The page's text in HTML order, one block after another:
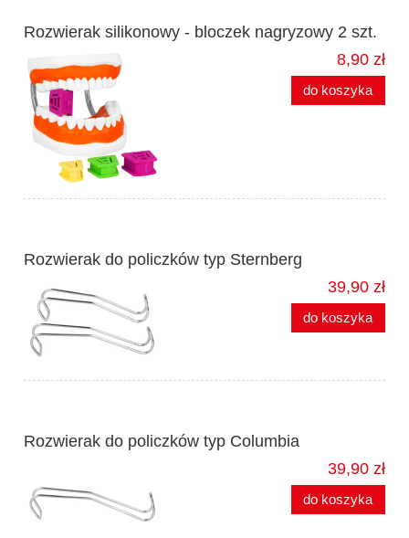
Rozwierak silikonowy - bloczek nagryzowy 2 szt.
8,90 zł
do koszyka
Rozwierak do policzków typ Sternberg
39,90 zł
do koszyka
Rozwierak do policzków typ Columbia
39,90 zł
do koszyka